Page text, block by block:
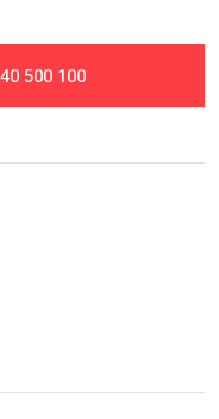
500 100